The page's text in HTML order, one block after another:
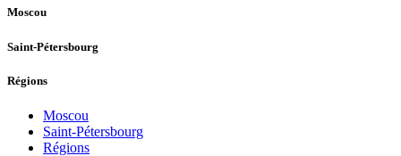
Moscou
Saint-Pétersbourg
Régions
Moscou
Saint-Pétersbourg
Régions